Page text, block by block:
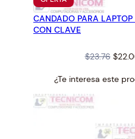
EN
OFERTA
CANDADO PARA
CON CLAVE
$23.76
was:
$
¿Te interesa este